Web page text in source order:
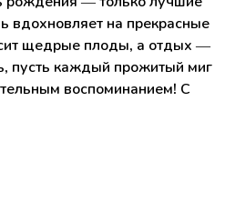
вдохновляет на прекрасные
щедрые плоды, а отдых —
пусть каждый прожитый миг
воспоминанием! С